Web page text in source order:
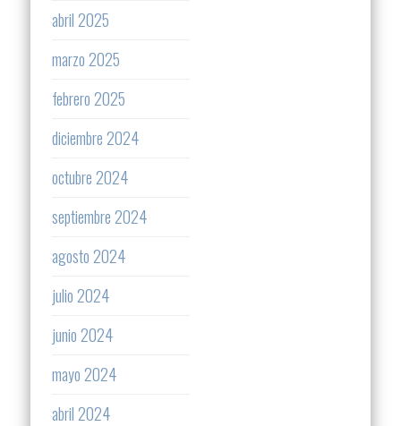
abril 2025
marzo 2025
febrero 2025
diciembre 2024
octubre 2024
septiembre 2024
agosto 2024
julio 2024
junio 2024
mayo 2024
abril 2024